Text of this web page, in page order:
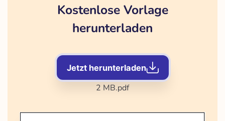
Kostenlose Vorlage
herunterladen
Jetzt herunterladen
2 MB.pdf